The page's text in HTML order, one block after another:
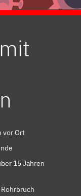
vor Ort
15 Jahren